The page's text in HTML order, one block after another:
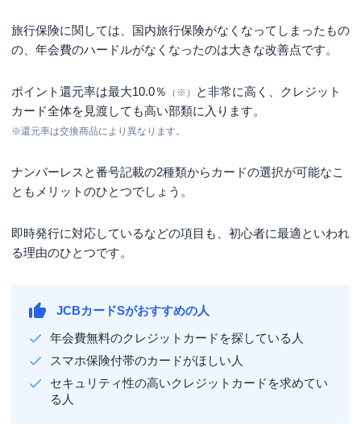
旅行保険に関しては、国内旅行保険がなくなってしまったもの
の、年会費のハードルがなくなったのは大きな改善点です。
ポイント還元率は最大10.0％ （※）
と非常に高く、クレジット
カード全体を見渡しても高い部類に入ります。
※還元率は交換商品により異なります。
ナンバーレスと番号記載の2種類からカードの選択が可能なこ
ともメリットのひとつでしょう。
即時発行に対応しているなどの項目も、初心者に最適といわれ
る理由のひとつです。
JCBカードSがおすすめの人
年会費無料のクレジットカードを探している人
スマホ保険付帯のカードがほしい人
セキュリティ性の高いクレジットカードを求めてい
る人